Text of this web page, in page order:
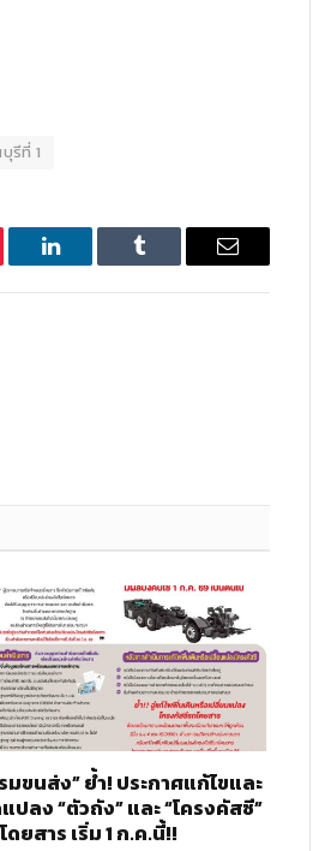
รีที่ 1
LinkedIn Tumblr Email
มขนส่ง” ย้ำ! ประกาศแก้ไขและ
ปลง “ตัวถัง” และ “โครงคัสซี”
ดยสาร เริ่ม 1 ก.ค.นี้!!